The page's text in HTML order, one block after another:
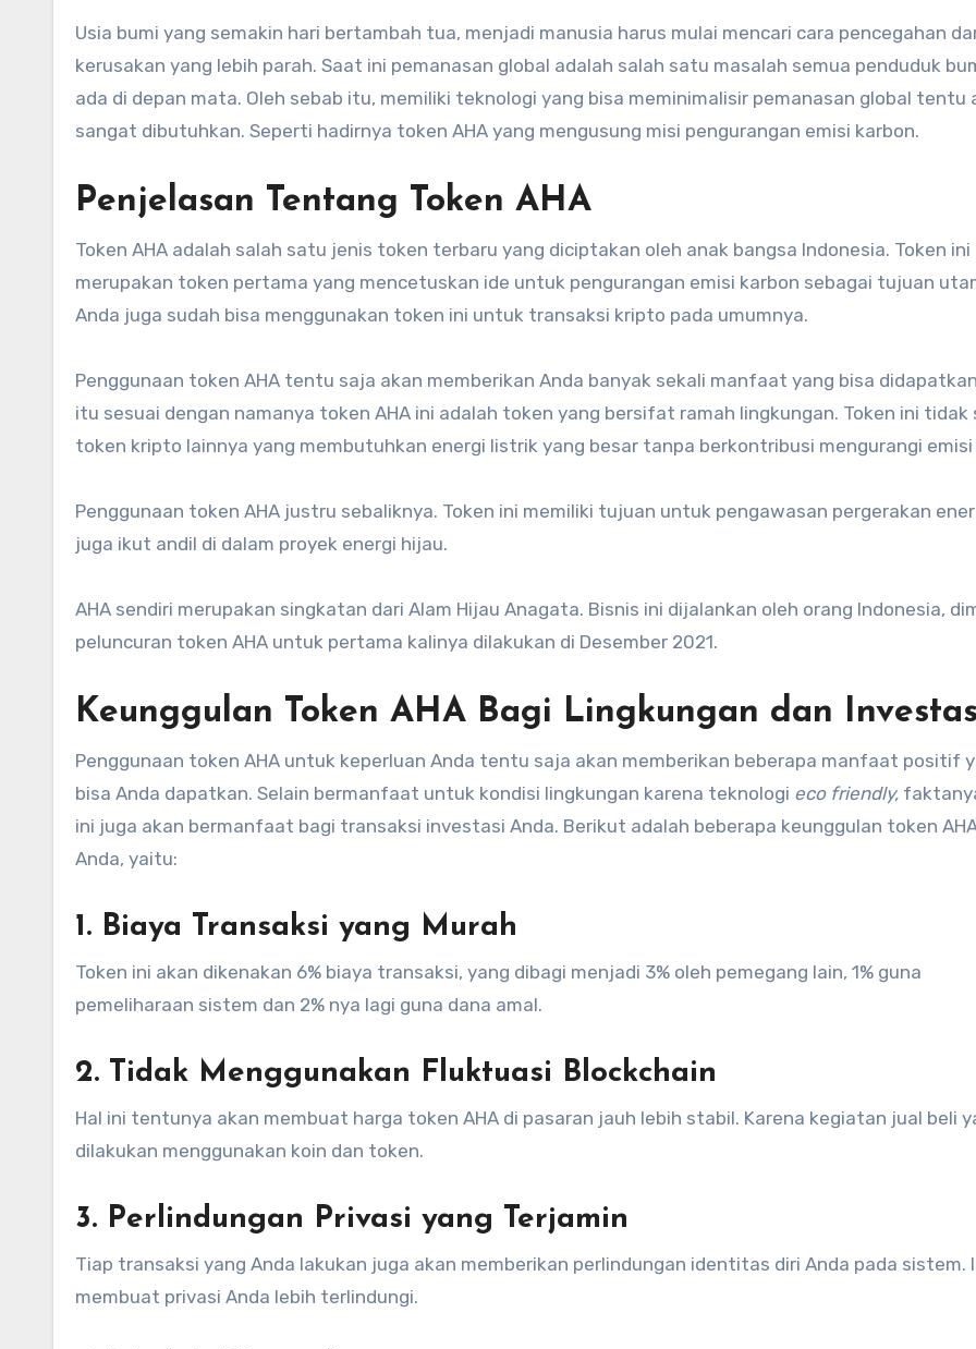
Usia bumi yang semakin hari bertambah tua, menjadi manusia harus mulai mencari cara pencegahan dampak
kerusakan yang lebih parah. Saat ini pemanasan global adalah salah satu masalah semua penduduk
ada di depan mata. Oleh sebab itu, memiliki teknologi yang bisa meminimalisir pemanasan global tentu
sangat dibutuhkan. Seperti hadirnya token AHA yang mengusung misi pengurangan emisi karbon.
Penjelasan Tentang Token AHA
Token AHA adalah salah satu jenis token terbaru yang diciptakan oleh anak bangsa Indonesia. Token ini
merupakan token pertama yang mencetuskan ide untuk pengurangan emisi karbon sebagai tujuan
Anda juga sudah bisa menggunakan token ini untuk transaksi kripto pada umumnya.
Penggunaan token AHA tentu saja akan memberikan Anda banyak sekali manfaat yang bisa
itu sesuai dengan namanya token AHA ini adalah token yang bersifat ramah lingkungan. Token ini tidak
token kripto lainnya yang membutuhkan energi listrik yang besar tanpa berkontribusi mengurangi emisi
Penggunaan token AHA justru sebaliknya. Token ini memiliki tujuan untuk pengawasan pergerakan
juga ikut andil di dalam proyek energi hijau.
AHA sendiri merupakan singkatan dari Alam Hijau Anagata. Bisnis ini dijalankan oleh orang Indonesia,
peluncuran token AHA untuk pertama kalinya dilakukan di Desember 2021.
Keunggulan Token AHA Bagi Lingkungan dan
Penggunaan token AHA untuk keperluan Anda tentu saja akan memberikan beberapa manfaat positif
bisa Anda dapatkan. Selain bermanfaat untuk kondisi lingkungan karena teknologi eco friendly,
ini juga akan bermanfaat bagi transaksi investasi Anda. Berikut adalah beberapa keunggulan token
Anda, yaitu:
1. Biaya Transaksi yang Murah
Token ini akan dikenakan 6% biaya transaksi, yang dibagi menjadi 3% oleh pemegang lain, 1% guna
pemeliharaan sistem dan 2% nya lagi guna dana amal.
2. Tidak Menggunakan Fluktuasi Blockchain
Hal ini tentunya akan membuat harga token AHA di pasaran jauh lebih stabil. Karena kegiatan jual beli
dilakukan menggunakan koin dan token.
3. Perlindungan Privasi yang Terjamin
Tiap transaksi yang Anda lakukan juga akan memberikan perlindungan identitas diri Anda pada sistem.
membuat privasi Anda lebih terlindungi.